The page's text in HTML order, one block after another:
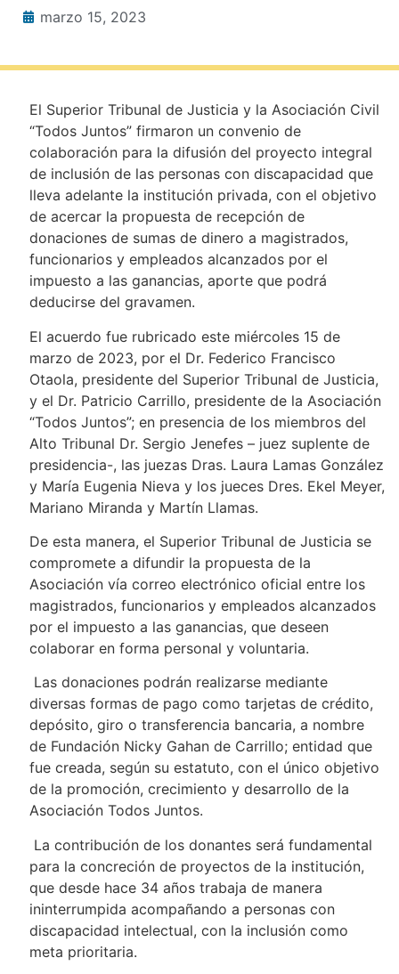
marzo 15, 2023
El Superior Tribunal de Justicia y la Asociación Civil
“Todos Juntos” firmaron un convenio de
colaboración para la difusión del proyecto integral
de inclusión de las personas con discapacidad que
lleva adelante la institución privada, con el objetivo
de acercar la propuesta de recepción de
donaciones de sumas de dinero a magistrados,
funcionarios y empleados alcanzados por el
impuesto a las ganancias, aporte que podrá
deducirse del gravamen.
El acuerdo fue rubricado este miércoles 15 de
marzo de 2023, por el Dr. Federico Francisco
Otaola, presidente del Superior Tribunal de Justicia,
y el Dr. Patricio Carrillo, presidente de la Asociación
“Todos Juntos”; en presencia de los miembros del
Alto Tribunal Dr. Sergio Jenefes – juez suplente de
presidencia-, las juezas Dras. Laura Lamas González
y María Eugenia Nieva y los jueces Dres. Ekel Meyer,
Mariano Miranda y Martín Llamas.
De esta manera, el Superior Tribunal de Justicia se
compromete a difundir la propuesta de la
Asociación vía correo electrónico oficial entre los
magistrados, funcionarios y empleados alcanzados
por el impuesto a las ganancias, que deseen
colaborar en forma personal y voluntaria.
Las donaciones podrán realizarse mediante
diversas formas de pago como tarjetas de crédito,
depósito, giro o transferencia bancaria, a nombre
de Fundación Nicky Gahan de Carrillo; entidad que
fue creada, según su estatuto, con el único objetivo
de la promoción, crecimiento y desarrollo de la
Asociación Todos Juntos.
La contribución de los donantes será fundamental
para la concreción de proyectos de la institución,
que desde hace 34 años trabaja de manera
ininterrumpida acompañando a personas con
discapacidad intelectual, con la inclusión como
meta prioritaria.